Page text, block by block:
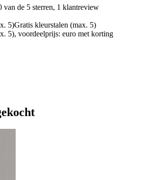
van de 5 sterren, 1 klantreview
5)Gratis kleurstalen (max. 5)
5), voordeelprijs: euro met korting